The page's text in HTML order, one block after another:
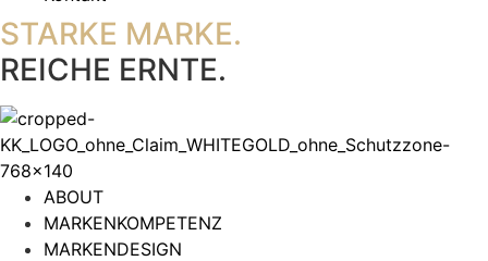
STARKE MARKE.
REICHE ERNTE.
ABOUT
MARKENKOMPETENZ
MARKENDESIGN